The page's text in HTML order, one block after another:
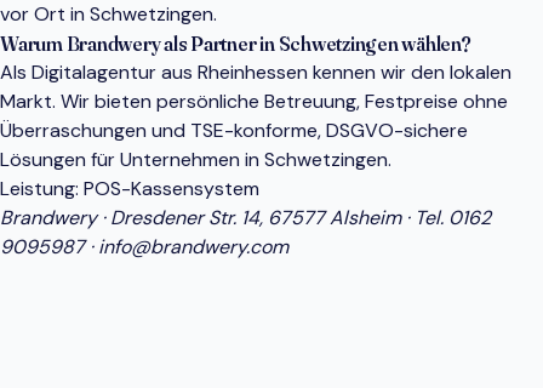
vor Ort in Schwetzingen.
Warum Brandwery als Partner in Schwetzingen wählen?
Als Digitalagentur aus Rheinhessen kennen wir den lokalen
Markt. Wir bieten persönliche Betreuung, Festpreise ohne
Überraschungen und TSE-konforme, DSGVO-sichere
Lösungen für Unternehmen in Schwetzingen.
Leistung: POS-Kassensystem
Brandwery · Dresdener Str. 14, 67577 Alsheim · Tel. 0162
9095987·info@brandwery.com